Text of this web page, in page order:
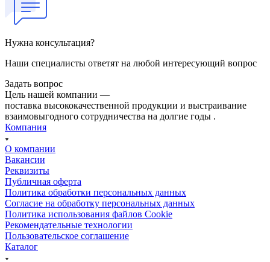
Нужна консультация?
Наши специалисты ответят на любой интересующий вопрос
Задать вопрос
Цель нашей компании —
поставка высококачественной продукции и выстраивание
взаимовыгодного сотрудничества на долгие годы .
Компания
О компании
Вакансии
Реквизиты
Публичная оферта
Политика обработки персональных данных
Cогласие на обработку персональных данных
Политика использования файлов Cookie
Рекомендательные технологии
Пользовательское соглашение
Каталог